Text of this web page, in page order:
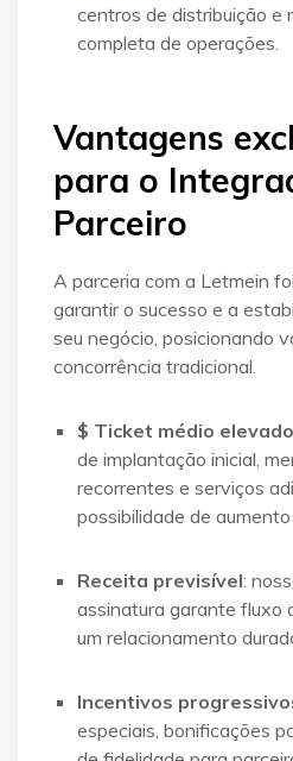
centros de distribuição e
completa de operações.
Vantagens
para o
Parceiro
A parceria com a Letmein
garantir o sucesso e a
seu negócio, posicionando
concorrência tradicional.
$ Ticket médio elevado
de implantação inicial,
recorrentes e serviços
possibilidade de
Receita previsível:
assinatura garante fluxo
um relacionamento
Incentivos
especiais, bonificações